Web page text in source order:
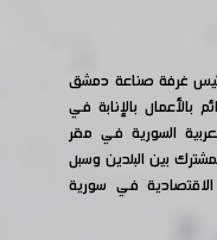
غرفة صناعة دمشق
بالأعمال بالإنابة في
السورية في مقر
بين البلدين وسبل
في سورية